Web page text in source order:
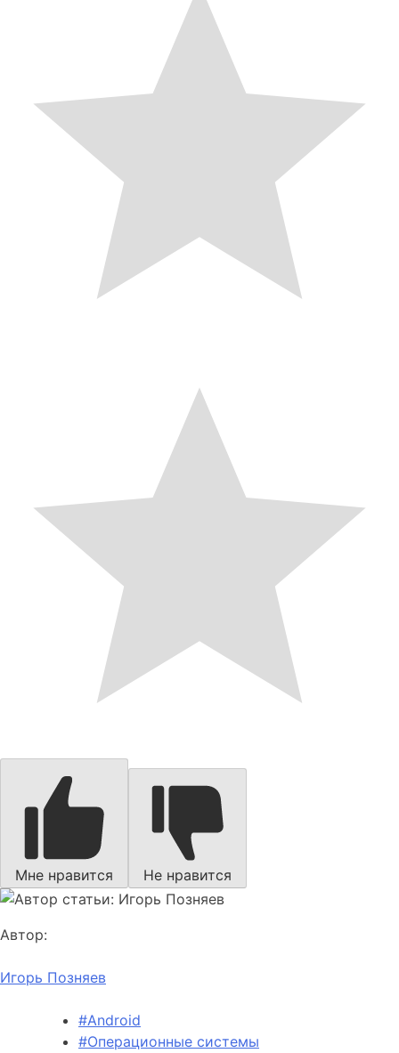
Мне нравится Не нравится
Автор:
Игорь Позняев
#Android
#Операционные системы